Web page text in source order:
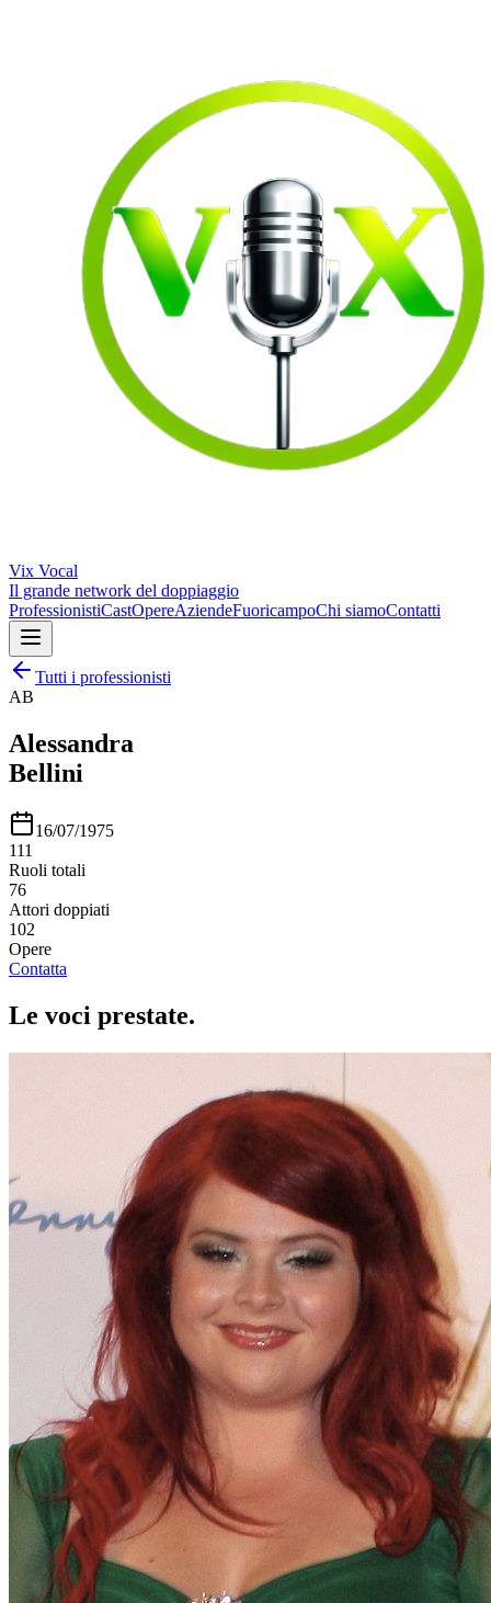
Vix Vocal
Il grande network del doppiaggio
ProfessionistiCastOpereAziendeFuoricampoChi siamoContatti
Tutti i professionisti
AB
Alessandra
Bellini
16/07/1975
111
Ruoli totali
76
Attori doppiati
102
Opere
Contatta
Le voci prestate.